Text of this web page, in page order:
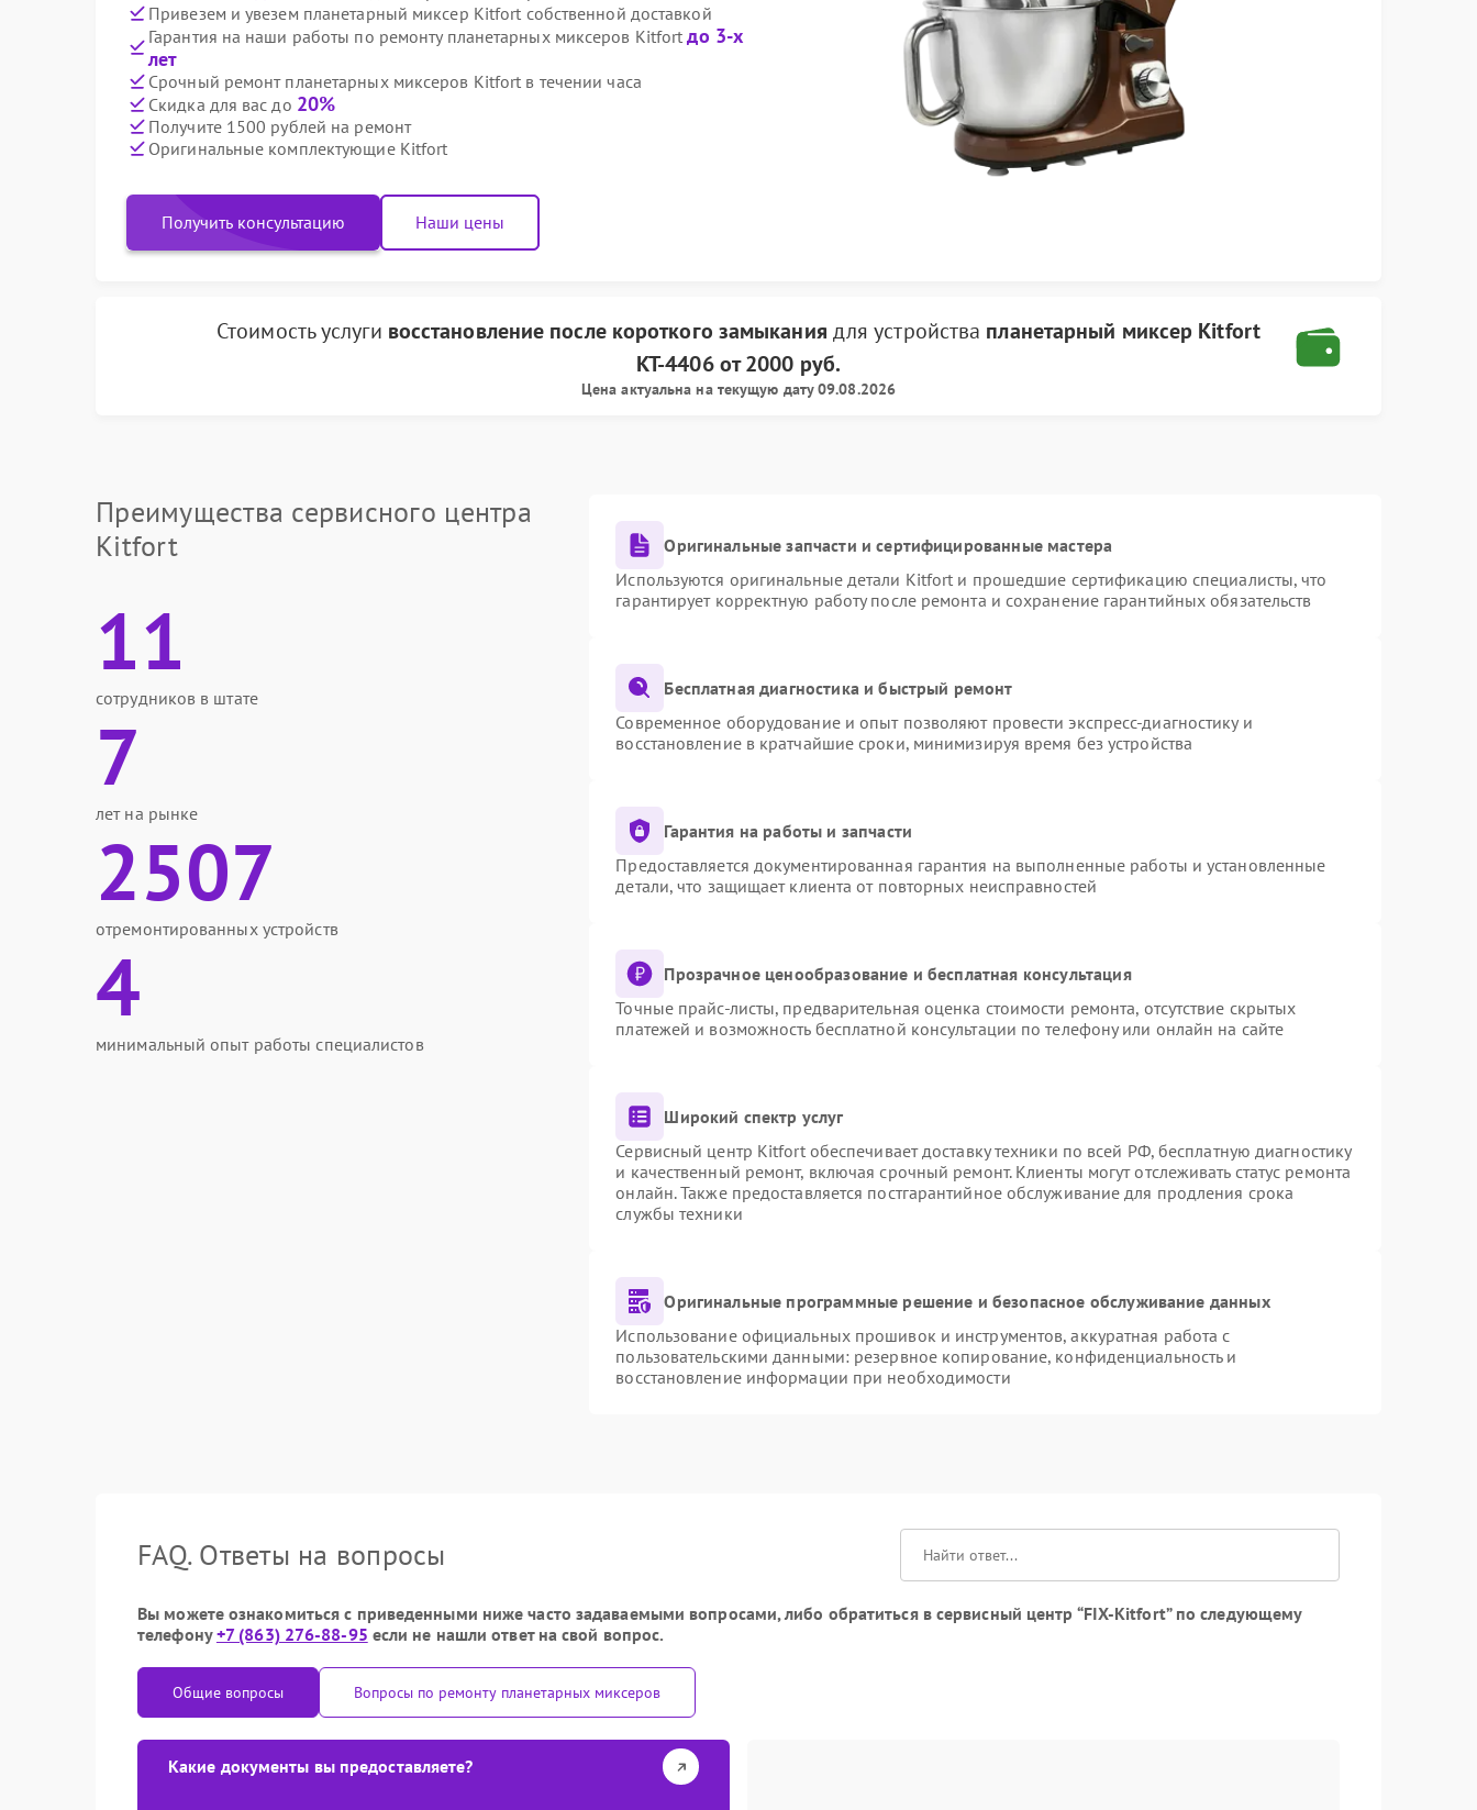
Привезем и увезем планетарный миксер Kitfort собственной доставкой
Гарантия на наши работы по ремонту планетарных миксеров Kitfortдо 3-х
лет
Срочный ремонт планетарных миксеров Kitfort в течении часа
Скидка для вас до 20%
Получите 1500 рублей на ремонт
Оригинальные комплектующие Kitfort
Получить консультацию Наши цены
Стоимость услуги восстановление после короткого замыкания для устройства планетарный миксер Kitfort
КТ-4406от2000 руб.
Цена актуальна на текущую дату 09.08.2026
Преимущества сервисного центра
Kitfort
11
сотрудников в штате
7
лет на рынке
2507
отремонтированных устройств
4
минимальный опыт работы специалистов
Оригинальные запчасти и сертифицированные мастера
Используются оригинальные детали Kitfort и прошедшие сертификацию специалисты, что
гарантирует корректную работу после ремонта и сохранение гарантийных обязательств
Бесплатная диагностика и быстрый ремонт
Современное оборудование и опыт позволяют провести экспресс-диагностику и
восстановление в кратчайшие сроки, минимизируя время без устройства
Гарантия на работы и запчасти
Предоставляется документированная гарантия на выполненные работы и установленные
детали, что защищает клиента от повторных неисправностей
Прозрачное ценообразование и бесплатная консультация
Точные прайс-листы, предварительная оценка стоимости ремонта, отсутствие скрытых
платежей и возможность бесплатной консультации по телефону или онлайн на сайте
Широкий спектр услуг
Сервисный центр Kitfort обеспечивает доставку техники по всей РФ, бесплатную диагностику
и качественный ремонт, включая срочный ремонт. Клиенты могут отслеживать статус ремонта
онлайн. Также предоставляется постгарантийное обслуживание для продления срока
службы техники
Оригинальные программные решение и безопасное обслуживание данных
Использование официальных прошивок и инструментов, аккуратная работа с
пользовательскими данными: резервное копирование, конфиденциальность и
восстановление информации при необходимости
FAQ. Ответы на вопросы
Вы можете ознакомиться с приведенными ниже часто задаваемыми вопросами, либо обратиться в сервисный центр “FIX-Kitfort” по следующему
телефону+7 (863) 276-88-95 если не нашли ответ на свой вопрос.
Общие вопросы Вопросы по ремонту планетарных миксеров
Какие документы вы предоставляете?